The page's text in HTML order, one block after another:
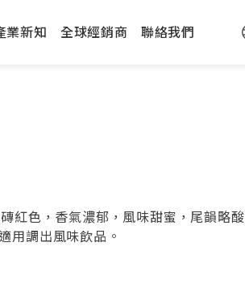
業新知 全球經銷商 聯絡我們
紅色，香氣濃郁，風味甜蜜，尾韻略酸
用調出風味飲品。